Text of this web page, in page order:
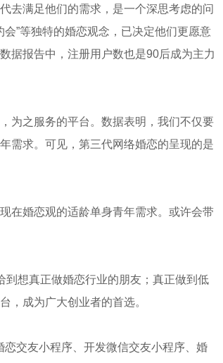
去满足他们的需求，是一个深思考虑的问
”等独特的婚恋观念，已决定他们更愿意
据报告中，注册用户数也是90后成为主力
为之服务的平台。数据表明，我们不仅要
需求。可见，第三代网络婚恋的呈现的是
在婚恋观的适龄单身青年需求。或许会带
想真正做婚恋行业的朋友；真正做到低
，成为广大创业者的首选。
交友小程序、开发微信交友小程序、婚